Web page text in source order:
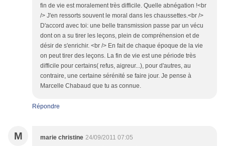
fin de vie est moralement très difficile. Quelle abnégation !<br
/> J'en ressorts souvent le moral dans les chaussettes.<br />
D'accord avec toi: une belle transmission passe par un vécu
dont on a su tirer les leçons, plein de compréhension et de
désir de s'enrichir. <br /> En fait de chaque époque de la vie
on peut tirer des leçons. La fin de vie est une période très
difficile pour certains( refus, aigreur...), pour d'autres, au
contraire, une certaine sérénité se faire jour. Je pense à
Marcelle Chabaud que tu as connue.
Répondre
M marie christine 24/09/2011 07:05